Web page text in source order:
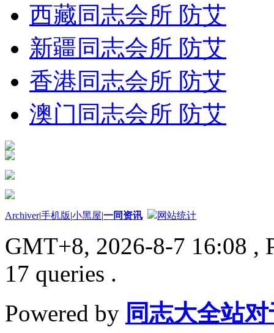
西藏同志会所 防艾
新疆同志会所 防艾
香港同志会所 防艾
澳门同志会所 防艾
Archiver|手机版|小黑屋|一同资讯 网站统计
GMT+8, 2026-8-7 16:08 ,
17 queries .
Powered by 同志大全站